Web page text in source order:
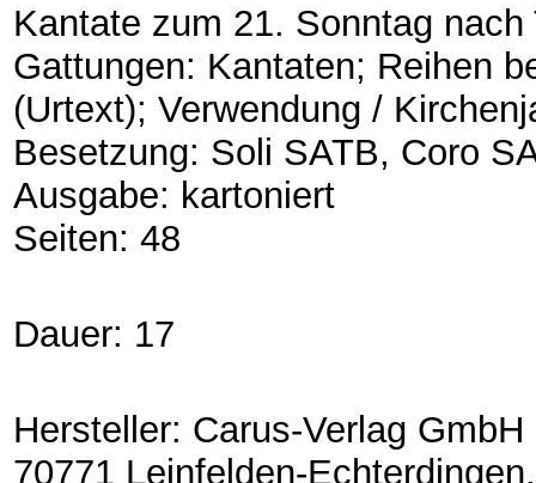
Kantate zum 21. Sonntag nach
Gattungen: Kantaten; Reihen
(Urtext); Verwendung /
Besetzung: Soli SATB, Coro
Ausgabe: kartoniert
Seiten: 48
Dauer: 17
Hersteller: Carus-Verlag
70771 Leinfelden-